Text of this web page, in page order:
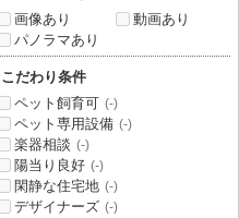
画像あり
動画あり
パノラマあり
こだわり条件
ペット飼育可 (-)
ペット専用設備 (-)
楽器相談 (-)
陽当り良好 (-)
閑静な住宅地 (-)
デザイナーズ (-)